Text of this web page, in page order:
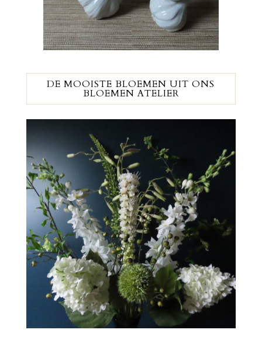
DE MOOISTE BLOEMEN UIT ONS
BLOEMEN ATELIER